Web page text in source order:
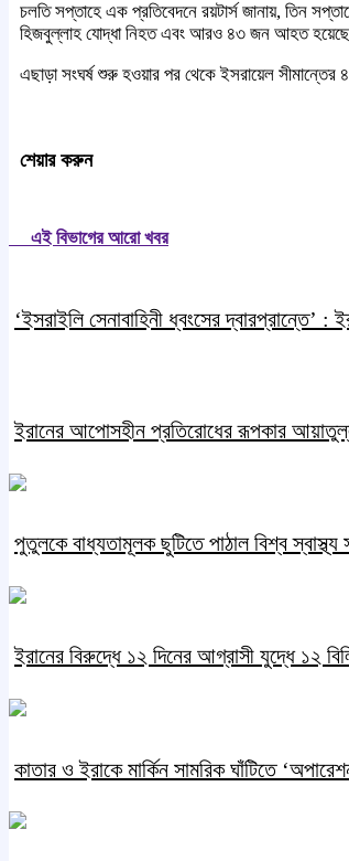
চলতি সপ্তাহে এক প্রতিবেদনে রয়টার্স জানায়, তিন
হিজবুল্লাহ যোদ্ধা নিহত এবং আরও ৪৩ জন আহত হয়েছেন
এছাড়া সংঘর্ষ শুরু হওয়ার পর থেকে ইসরায়েল সীমান্তের
শেয়ার করুন
এই বিভাগের আরো খবর
‘ইসরাইলি সেনাবাহিনী ধ্বংসের দ্বারপ্রান্তে’ :
ইরানের আপোসহীন প্রতিরোধের রূপকার
পুতুলকে বাধ্যতামূলক ছুটিতে পাঠাল বিশ্ব স্বাস্থ্য
ইরানের বিরুদ্ধে ১২ দিনের আগ্রাসী যুদ্ধে ১২
কাতার ও ইরাকে মার্কিন সামরিক ঘাঁটিতে